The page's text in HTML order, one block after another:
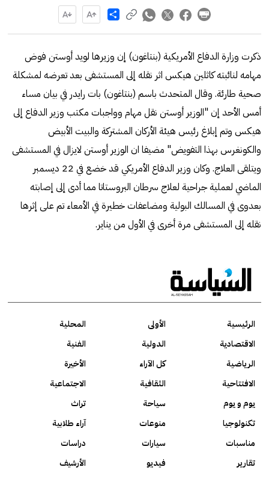
Share
ذكرت وزارة الدفاع الأمريكية (بنتاغون) إن وزيرها لويد أوستن فوض
مهامه لنائبته كاثلين هيكس اثر نقله إلى المستشفى بعد تعرضه لمشكلة
صحية طارئة. وقال المتحدث باسم (بنتاغون) بات رايدر في بيان مساء
أمس الأحد إن "الوزير أوستن نقل مهام وواجبات مكتب وزير الدفاع إلى
هيكس وتم إبلاغ رئيس هيئة الأركان المشتركة والبيت الأبيض
والكونغرس بهذا التفويض" مضيفا ان الوزير أوستن لايزال في المستشفى
ويتلقى العلاج. وكان وزير الدفاع الأمريكي قد خضع في 22 ديسمبر
الماضي لعملية جراحية لعلاج سرطان البروستاتا مما أدى إلى إصابته
بعدوى في المسالك البولية ومضاعفات خطيرة في الأمعاء تم على إثرها
نقله إلى المستشفى مرة أخرى في الأول من يناير.
الرئيسية الأولى
المحلية
الاقتصادية
الدولية
الفنية
الرياضية
كل الآراء
الأخيرة
الافتتاحية
الثقافية
الاجتماعية
يوم و يوم
سياحة
تراث
تكنولوجيا
منوعات
آراء طلابية
مناسبات
سيارات
دراسات
تقارير
فيديو الأرشيف